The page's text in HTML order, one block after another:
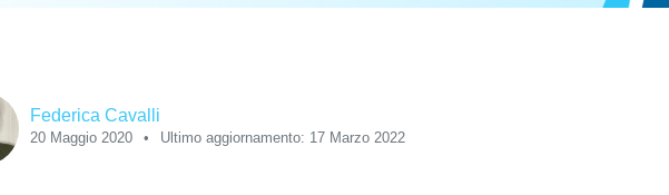
Federica Cavalli
20 Maggio 2020 Ultimo aggiornamento: 17 Marzo 2022